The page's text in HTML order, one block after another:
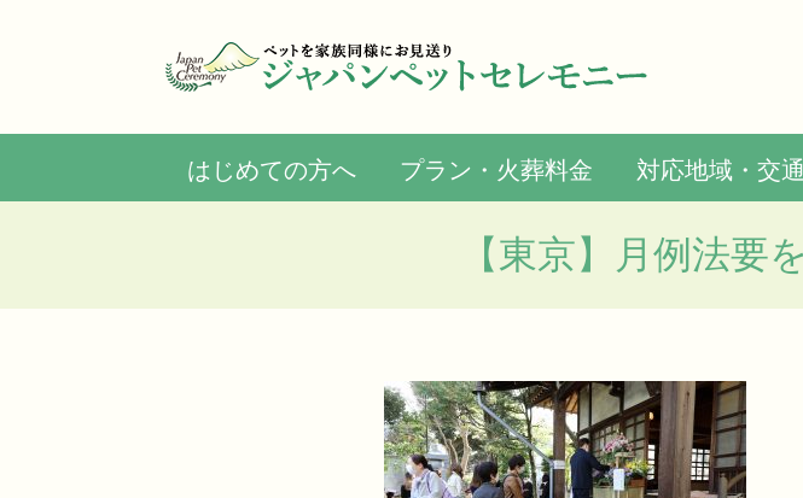
はじめての方へ プラン・火葬料金 対応地域・交
【東京】月例法要